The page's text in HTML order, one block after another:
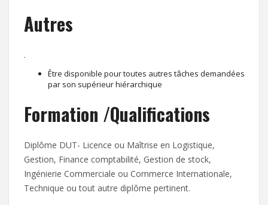
Autres
.
Être disponible pour toutes autres tâches demandées
par son supérieur hiérarchique
Formation /Qualifications
Diplôme DUT- Licence ou Maîtrise en Logistique,
Gestion, Finance comptabilité, Gestion de stock,
Ingénierie Commerciale ou Commerce Internationale,
Technique ou tout autre diplôme pertinent.